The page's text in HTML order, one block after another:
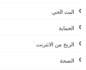
البث الحي
الحماية
الربح من الانترنت
الصحة